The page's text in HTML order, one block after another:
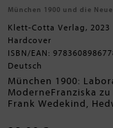
München 1900 und die
Klett-Cotta Verlag, 2023
Hardcover
ISBN/EAN:
Deutsch
München 1900:
ModerneFranziska
Frank Wedekind,